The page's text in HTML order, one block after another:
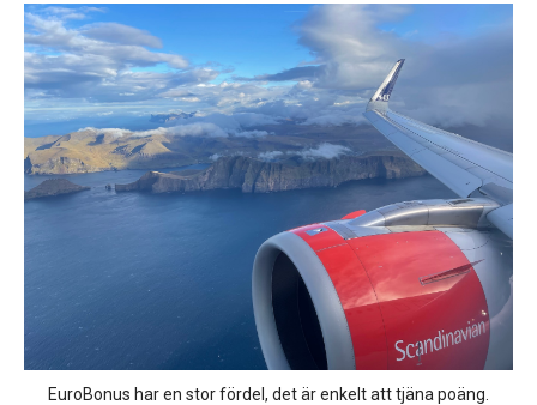
EuroBonus har en stor fördel, det är enkelt att tjäna poäng.